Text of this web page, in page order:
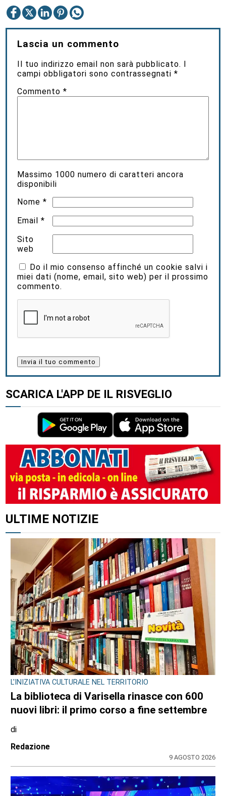
Lascia un commento
Il tuo indirizzo email non sarà pubblicato. I
campi obbligatori sono contrassegnati*
Commento*
Massimo 1000 numero di caratteri ancora
disponibili
Nome*
Email*
Sito
web
Do il mio consenso affinché un cookie salvi i
miei dati (nome, email, sito web) per il prossimo
commento.
SCARICA L'APP DE IL RISVEGLIO
ULTIME NOTIZIE
L'INIZIATIVA CULTURALE NEL TERRITORIO
La biblioteca di Varisella rinasce con 600
nuovi libri: il primo corso a fine settembre
di
Redazione
9 AGOSTO 2026